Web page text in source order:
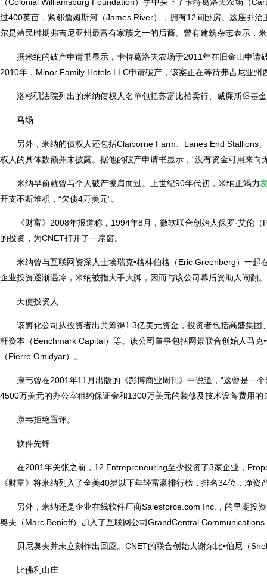
过400英亩，紧邻詹姆斯河（James River），拥有12间卧房。这座乔
尔是殖民时期弗吉尼亚州最富有家族之一的后裔。曾有建筑杂志表示，
据米纳的破产申请书显示，卡特葛洛夫农场于2011年在旧金山申
2010年，Minor Family Hotels LLC申请破产，该案正在等待弗吉尼亚州
洛杉矶法院列出的米纳债权人名单包括苏富比拍卖行、威廉斯堡基
马场
另外，米纳的债权人还包括Claiborne Farm、Lanes End Stallions
权人的具体数额并未披露。据他的破产申请书显示，“没有资金可用来向
米纳早前就曾与个人破产擦肩而过。上世纪90年代初，米纳正竭力
开支不断堆积，“欠债4万美元”。
《财富》2008年报道称，1994年8月，微软联合创始人保罗·艾伦
的投资，为CNET打开了一扇窗。
米纳曾与互联网资深人士埃瑞克•格林伯格（Eric Greenberg）一
企业投资逐渐遇冷，米纳被指大手大脚，因而与该公司幕后资助人闹翻。
天使投资人
该孵化公司从投资者出共筹得1.3亿美元资金，投资者包括高盛集
杆资本（Benchmark Capital）等。该公司董事包括网景联合创始人马
（Pierre Omidyar）。
康韦曾在2001年11月出版的《彭博商业周刊》中说道，“这曾是一
4500万美元的办公室租约保证金和1300万美元的装修及技术设备费用
康韦拒绝置评。
软件先锋
在2001年关张之前，12 Entrepreneuring至少投资了3家企业，
《财富》将米纳列入了全美40岁以下年轻富豪排行榜，排名34位，净资
另外，米纳还是企业在线软件厂商Salesforce.com Inc.，的早期投
奥夫（Marc Benioff）加入了互联网公司GrandCentral
贝尼奥夫并未立刻作出回应。CNET的联合创始人谢尔比•伯尼（
比佛利山庄